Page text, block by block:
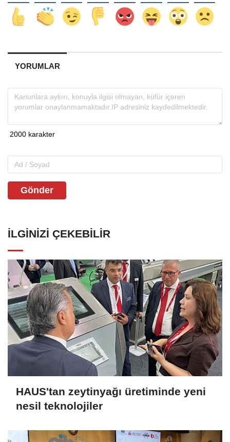
YORUMLAR
Gönder
İLGINIZI ÇEKEBILIR
HAUS'tan zeytinyağı üretiminde yeni
nesil teknolojiler